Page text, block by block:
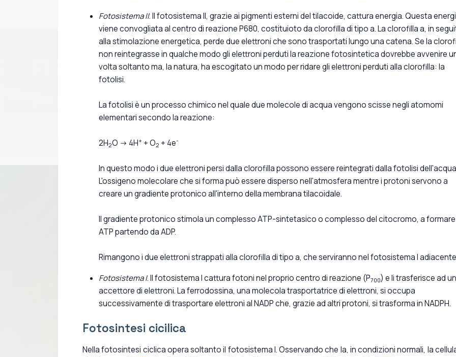
Fotosistema II. Il fotosistema II, grazie ai pigmenti esterni del tilacoide, cattura energia. Questa
viene convogliata al centro di reazione P680, costituioto da clorofilla di tipo a. La clorofilla a, in
alla stimolazione energetica, perde due elettroni che sono trasportati lungo una catena. Se la
non reintegrasse in qualche modo gli elettroni perduti la reazione fotosintetica dovrebbe avvenire
volta soltanto ma, la natura, ha escogitato un modo per ridare gli elettroni perduti alla clorofilla: la
fotolisi.
La fotolisi è un processo chimico nel quale due molecole di acqua vengono scisse negli atomomi
elementari secondo la reazione:
2H2O -> 4H+ + O2 + 4e-
In questo modo i due elettroni persi dalla clorofilla possono essere reintegrati dalla fotolisi
L'ossigeno molecolare che si forma può essere disperso nell'atmosfera mentre i protoni servono a
creare un gradiente protonico all'interno della membrana tilacoidale.
Il gradiente protonico stimola un complesso ATP-sintetasico o complesso del citocromo, a formare
ATP partendo da ADP.
Rimangono i due elettroni strappati alla clorofilla di tipo a, che serviranno nel fotosistema I
Fotosistema I. Il fotosistema I cattura fotoni nel proprio centro di reazione (P700) e li trasferisce ad un
accettore di elettroni. La ferrodossina, una molecola trasportatrice di elettroni, si occupa
successivamente di trasportare elettroni al NADP che, grazie ad altri protoni, si trasforma in NADPH.
Fotosintesi cicilica
Nella fotosintesi ciclica opera soltanto il fotosistema I. Osservando che la, in condizioni normali, la